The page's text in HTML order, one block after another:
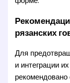
рязанских
Для
и интеграции